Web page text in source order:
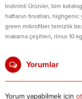
İndirimli Ürünler, bim katalog
haftanın fırsatları, highgenic
green mikrofiber temizlik
makarna çeşitleri, rinso 10
Yorumlar
Yorum yapabilmek için